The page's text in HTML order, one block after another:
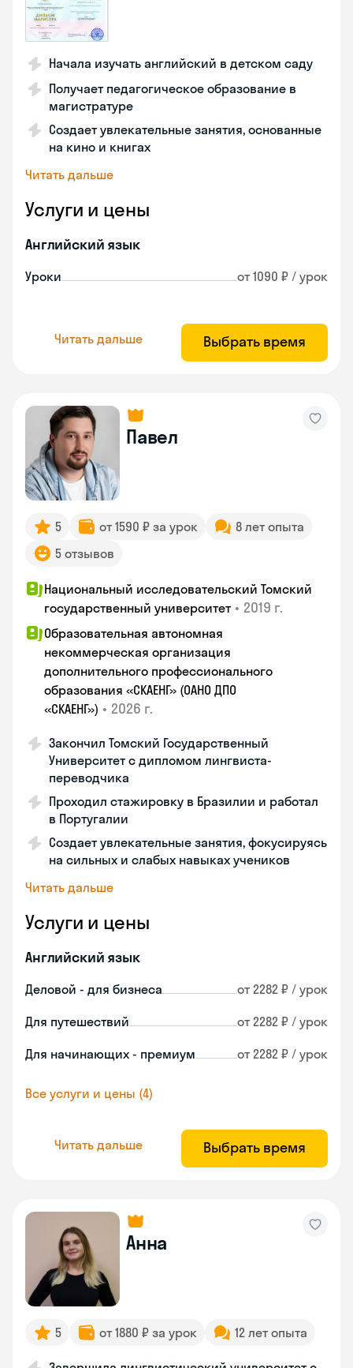
Начала изучать английский в детском саду
Получает педагогическое образование в
магистратуре
Создает увлекательные занятия, основанные
на кино и книгах
Читать дальше
Услуги и цены
Английский язык
Уроки от 1090 ₽ / урок
Читать дальше Выбрать время
Павел
5 от 1590 ₽ за урок
8 лет опыта
5 отзывов
Национальный исследовательский Томский
государственный университет • 2019 г.
Образовательная автономная
некоммерческая организация
дополнительного профессионального
образования «СКАЕНГ» (ОАНО ДПО
«СКАЕНГ») • 2026 г.
Закончил Томский Государственный
Университет с дипломом лингвиста-
переводчика
Проходил стажировку в Бразилии и работал
в Португалии
Создает увлекательные занятия, фокусируясь
на сильных и слабых навыках учеников
Читать дальше
Услуги и цены
Английский язык
Деловой - для бизнеса от 2282 ₽ / урок
Для путешествий от 2282 ₽ / урок
Для начинающих - премиум от 2282 ₽ / урок
Все услуги и цены (4)
Читать дальше Выбрать время
Анна
5 от 1880 ₽ за урок 12 лет опыта